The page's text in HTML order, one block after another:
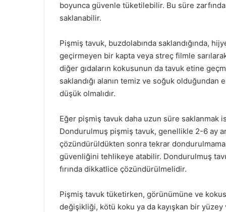
boyunca güvenle tüketilebilir. Bu süre
saklanabilir.
Pişmiş tavuk, buzdolabında saklandığında,
geçirmeyen bir kapta veya streç filmle
diğer gıdaların kokusunun da tavuk etine
saklandığı alanın temiz ve soğuk olduğundan
düşük olmalıdır.
Eğer pişmiş tavuk daha uzun süre
Dondurulmuş pişmiş tavuk, genellikle 2-6 ay
çözündürüldükten sonra tekrar
güvenliğini tehlikeye atabilir. Dondurulmuş
fırında dikkatlice çözündürülmelidir.
Pişmiş tavuk tüketirken, görünümüne ve
değişikliği, kötü koku ya da kayışkan bir